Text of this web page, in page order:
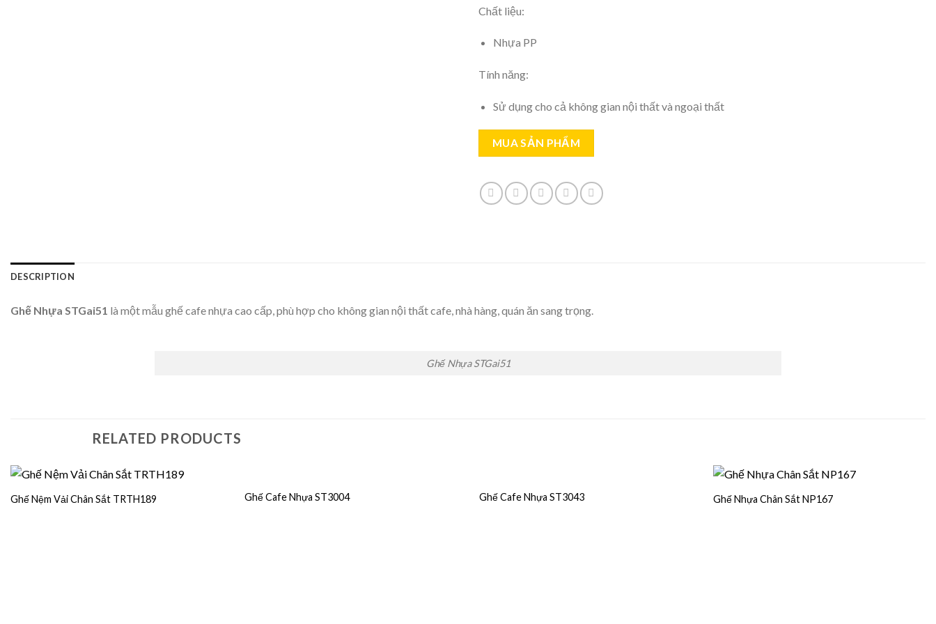
Chất liệu:
Nhựa PP
Tính năng:
Sử dụng cho cả không gian nội thất và ngoại thất
MUA SẢN PHẨM
DESCRIPTION
Ghế Nhựa STGai51 là một mẫu ghế cafe nhựa cao cấp, phù hợp cho không gian nội thất cafe, nhà hàng, quán ăn sang trọng.
Ghế Nhựa STGai51
RELATED PRODUCTS
Ghế Nệm Vải Chân Sắt TRTH189 Ghế Cafe Nhựa ST3004 Ghế Cafe Nhựa ST3043 Ghế Nhựa Chân Sắt NP167